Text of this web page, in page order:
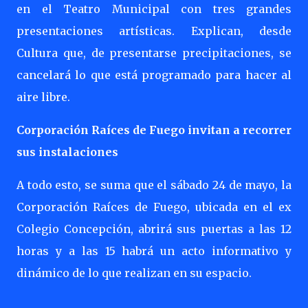
en el Teatro Municipal con tres grandes
presentaciones artísticas. Explican, desde
Cultura que, de presentarse precipitaciones, se
cancelará lo que está programado para hacer al
aire libre.
Corporación Raíces de Fuego invitan a recorrer
sus instalaciones
A todo esto, se suma que el sábado 24 de mayo, la
Corporación Raíces de Fuego, ubicada en el ex
Colegio Concepción, abrirá sus puertas a las 12
horas y a las 15 habrá un acto informativo y
dinámico de lo que realizan en su espacio.